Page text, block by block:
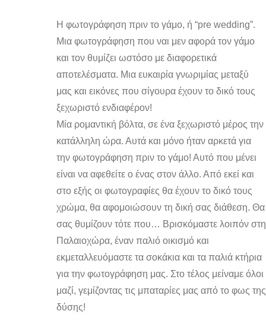
Η φωτογράφηση πριν το γάμο, ή “pre wedding”.
Μια φωτογράφηση που ναι μεν αφορά τον γάμο
και τον θυμίζει ωστόσο με διαφορετικά
αποτελέσματα. Μια ευκαιρία γνωριμίας μεταξύ
μας και εικόνες που σίγουρα έχουν το δικό τους
ξεχωριστό ενδιαφέρον!
Μία ρομαντική βόλτα, σε ένα ξεχωριστό μέρος την
κατάλληλη ώρα. Αυτά και μόνο ήταν αρκετά για
την φωτογράφηση πριν το γάμο! Αυτό που μένει
είναι να αφεθείτε ο ένας στον άλλο. Από εκεί και
στο εξής οι φωτογραφίες θα έχουν το δικό τους
χρώμα, θα αφομοιώσουν τη δική σας διάθεση. Θα
σας θυμίζουν τότε που… Βρισκόμαστε λοιπόν στη
Παλαιοχώρα, έναν παλιό οικισμό και
εκμεταλλευόμαστε τα σοκάκια και τα παλιά κτήρια
για την φωτογράφηση μας. Στο τέλος μείναμε όλοι
μαζί, γεμίζοντας τις μπαταρίες μας από το φως της
δύσης!